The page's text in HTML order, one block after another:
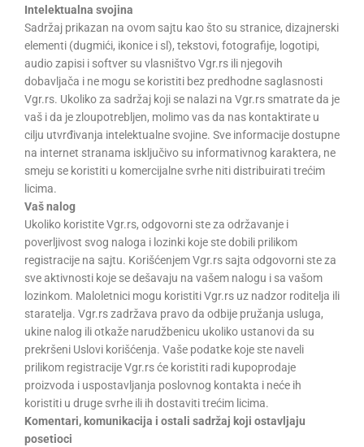
Intelektualna svojina
Sadržaj prikazan na ovom sajtu kao što su stranice, dizajnerski
elementi (dugmići, ikonice i sl), tekstovi, fotografije, logotipi,
audio zapisi i softver su vlasništvo Vgr.rs ili njegovih
dobavljača i ne mogu se koristiti bez predhodne saglasnosti
Vgr.rs. Ukoliko za sadržaj koji se nalazi na Vgr.rs smatrate da je
vaš i da je zloupotrebljen, molimo vas da nas kontaktirate u
cilju utvrđivanja intelektualne svojine. Sve informacije dostupne
na internet stranama isključivo su informativnog karaktera, ne
smeju se koristiti u komercijalne svrhe niti distribuirati trećim
licima.
Vaš nalog
Ukoliko koristite Vgr.rs, odgovorni ste za održavanje i
poverljivost svog naloga i lozinki koje ste dobili prilikom
registracije na sajtu. Korišćenjem Vgr.rs sajta odgovorni ste za
sve aktivnosti koje se dešavaju na vašem nalogu i sa vašom
lozinkom. Maloletnici mogu koristiti Vgr.rs uz nadzor roditelja ili
staratelja. Vgr.rs zadržava pravo da odbije pružanja usluga,
ukine nalog ili otkaže narudžbenicu ukoliko ustanovi da su
prekršeni Uslovi korišćenja. Vaše podatke koje ste naveli
prilikom registracije Vgr.rs će koristiti radi kupoprodaje
proizvoda i uspostavljanja poslovnog kontakta i neće ih
koristiti u druge svrhe ili ih dostaviti trećim licima.
Komentari, komunikacija i ostali sadržaj koji ostavljaju
posetioci